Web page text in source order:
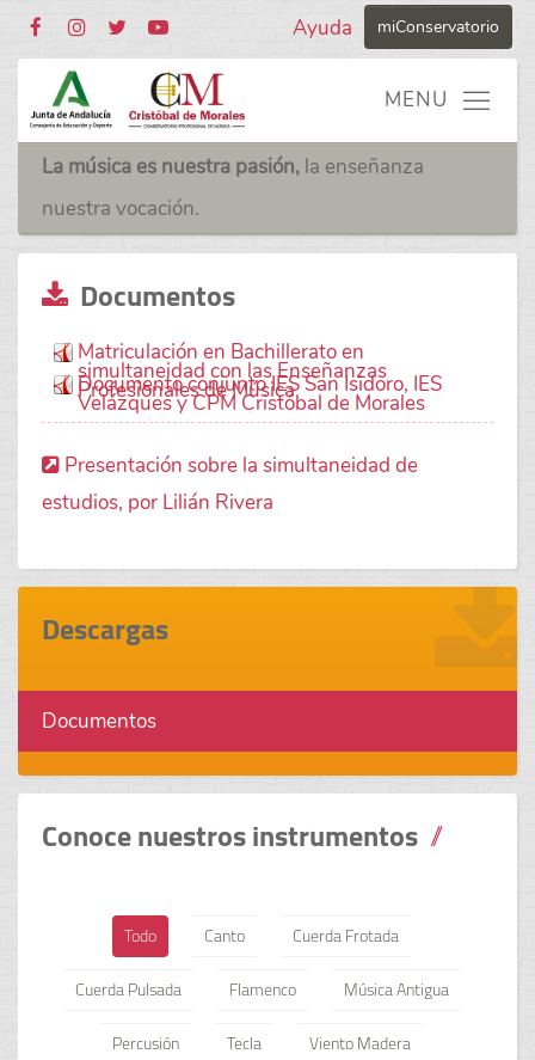
miConservatorio
Ayuda
La música es nuestra pasión, la enseñanza
nuestra vocación.
Documentos
Matriculación en Bachillerato en
simultaneidad con las Enseñanzas
Profesionales de Música
Documento conjunto IES San Isidoro, IES
Velázques y CPM Cristóbal de Morales
Presentación sobre la simultaneidad de
estudios, por Lilián Rivera
Descargas
Documentos
Conoce nuestros instrumentos
Todo Canto
Cuerda Frotada
Cuerda Pulsada
Flamenco
Música Antigua
Percusión
Tecla
Viento Madera